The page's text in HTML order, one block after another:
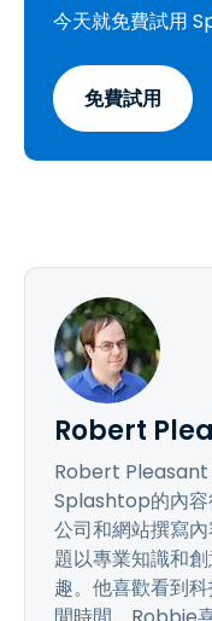
今天就免費試用
免費試用
Robert
Robert Pleasant
Splashtop的內容
公司和網站撰寫
題以專業知識和
趣。他喜歡看到